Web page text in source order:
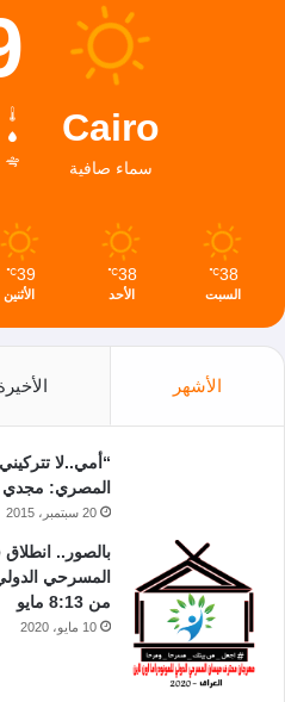
Cairo
سماء صافية
38
℃
السبت
38
℃
الأحد
39
℃
الأثنين
الأشهر
“أمي..لا
المصري:
20 سبتمبر، 2015
بالصور..
من 8:13 مايو
10 مايو، 2020